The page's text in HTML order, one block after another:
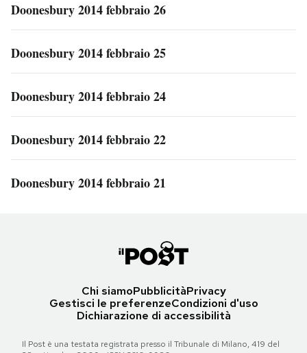
Doonesbury 2014 febbraio 26
Doonesbury 2014 febbraio 25
Doonesbury 2014 febbraio 24
Doonesbury 2014 febbraio 22
Doonesbury 2014 febbraio 21
Chi siamoPubblicitàPrivacy
Gestisci le preferenzeCondizioni d'uso
Dichiarazione di accessibilità
Il Post è una testata registrata presso il Tribunale di Milano, 419 del